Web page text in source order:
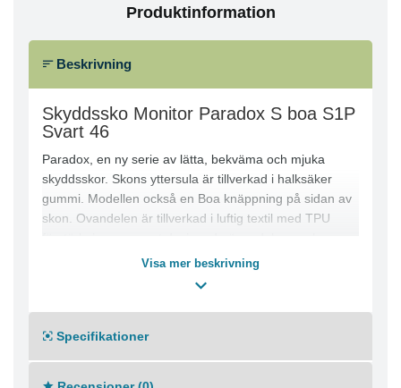
Produktinformation
Beskrivning
Skyddssko Monitor Paradox S boa S1P
Svart 46
Paradox, en ny serie av lätta, bekväma och mjuka
skyddsskor. Skons yttersula är tillverkad i halksäker
gummi. Modellen också en Boa knäppning på sidan av
skon. Ovandelen är tillverkad i luftig textil med TPU
-Textil
-TPU
Visa mer beskrivning
Specifikationer